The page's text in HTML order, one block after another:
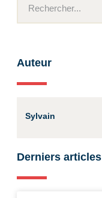
Auteur
Sylvain
Derniers articles